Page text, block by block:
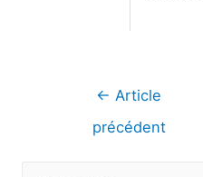
Navigation
← Article
précédent